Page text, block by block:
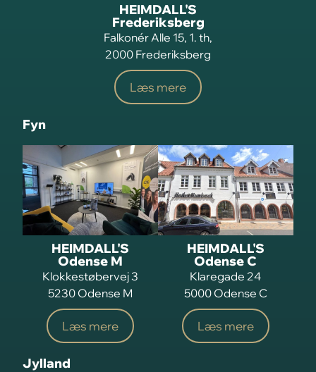
HEIMDALL'S
Frederiksberg
Falkonér Alle 15, 1. th,
2000 Frederiksberg
Læs mere
Fyn
HEIMDALL'S
Odense M
Klokkestøbervej 3
5230 Odense M
Læs mere
HEIMDALL'S
Odense C
Klaregade 24
5000 Odense C
Læs mere
Jylland